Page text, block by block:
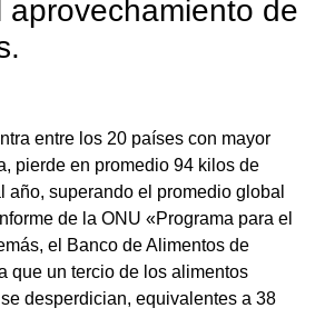
aprovechamiento de
entre los 20 países con mayor
pierde en promedio 94 kilos de
año, superando el promedio global
de la ONU «Programa para el
el Banco de Alimentos de
que un tercio de los alimentos
desperdician, equivalentes a 38